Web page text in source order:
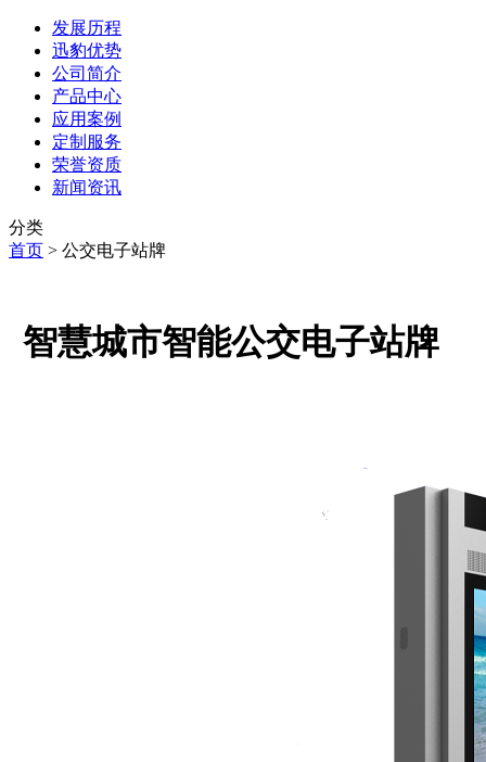
发展历程
迅豹优势
公司简介
产品中心
应用案例
定制服务
荣誉资质
新闻资讯
分类
首页 > 公交电子站牌
智慧城市智能公交电子站牌